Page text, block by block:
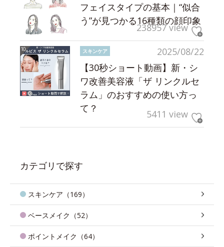
フェイスタイプの基本｜“似合
う”が見つかる16種類の顔印象
238957 view
2025/08/22
スキンケア
【30秒ショート動画】新・シ
ワ改善美容液「ザ リンクルセ
ラム」のおすすめの使い方っ
て？
5411 view
カテゴリで探す
スキンケア（169）
ベースメイク（52）
ポイントメイク（64）